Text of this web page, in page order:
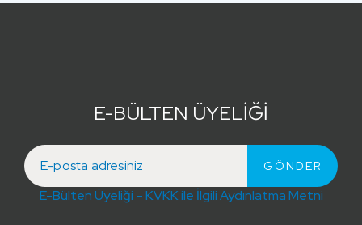
E-BÜLTEN ÜYELİĞİ
E-Bülten Üyeliği – KVKK ile İlgili Aydınlatma Metni